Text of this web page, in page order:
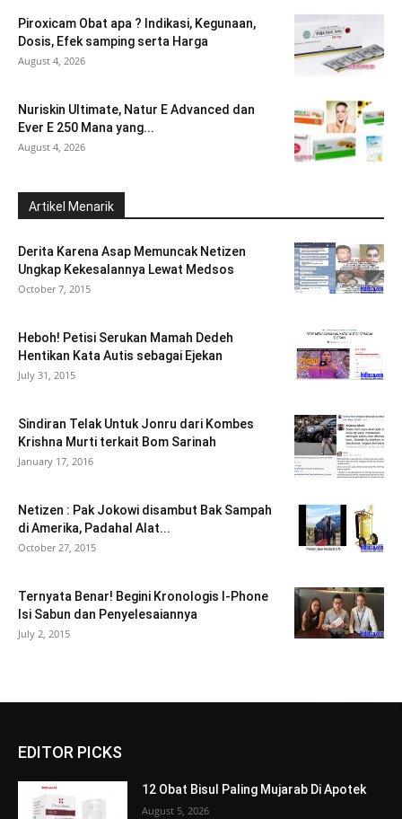
Piroxicam Obat apa ? Indikasi, Kegunaan,
Dosis, Efek samping serta Harga
August 4, 2026
Nuriskin Ultimate, Natur E Advanced dan
Ever E 250 Mana yang...
August 4, 2026
Artikel Menarik
Derita Karena Asap Memuncak Netizen
Ungkap Kekesalannya Lewat Medsos
October 7, 2015
Heboh! Petisi Serukan Mamah Dedeh
Hentikan Kata Autis sebagai Ejekan
July 31, 2015
Sindiran Telak Untuk Jonru dari Kombes
Krishna Murti terkait Bom Sarinah
January 17, 2016
Netizen : Pak Jokowi disambut Bak Sampah
di Amerika, Padahal Alat...
October 27, 2015
Ternyata Benar! Begini Kronologis I-Phone
Isi Sabun dan Penyelesaiannya
July 2, 2015
EDITOR PICKS
12 Obat Bisul Paling Mujarab Di Apotek
August 5, 2026